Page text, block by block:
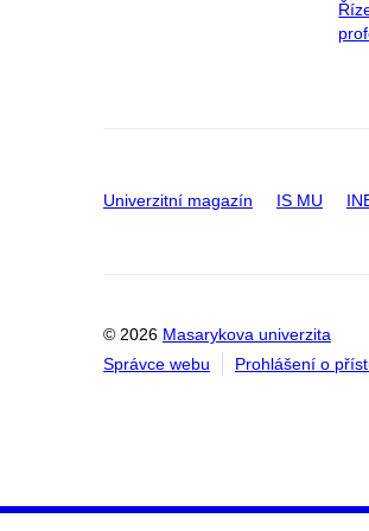
Univerzitní magazín IS MU
© 2026 Masarykova univerzita
Správce webu
Prohlášení o